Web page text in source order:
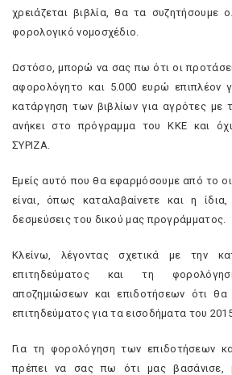
χρειάζεται βιβλία, θα τα συζητήσουμε
φορολογικό νομοσχέδιο.
Ωστόσο, μπορώ να σας πω ότι οι
αφορολόγητο και 5.000 ευρώ επιπλέον
κατάργηση των βιβλίων για αγρότες με
ανήκει στο πρόγραμμα του ΚΚΕ και
ΣΥΡΙΖΑ.
Εμείς αυτό που θα εφαρμόσουμε από το
είναι, όπως καταλαβαίνετε και η
δεσμεύσεις του δικού μας προγράμματος.
Κλείνω, λέγοντας σχετικά με την
επιτηδεύματος και τη
αποζημιώσεων και επιδοτήσεων ότι
επιτηδεύματος για τα εισοδήματα του
Για τη φορολόγηση των επιδοτήσεων
πρέπει να σας πω ότι μας βασάνισε,